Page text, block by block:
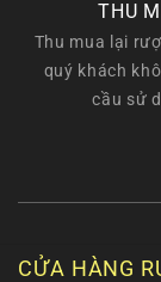
THU
Thu mua lại
quý khách
cầu sử
CỬA HÀNG